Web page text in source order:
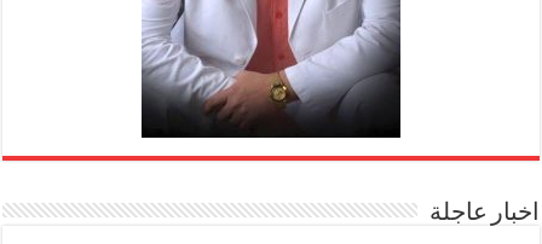
اخبار عاجلة